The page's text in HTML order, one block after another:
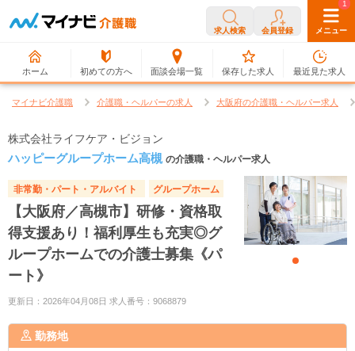
求人検索 会員登録 メニュー
ホーム 初めての方へ 面談会場一覧
0
保存した求人
1
最近見た求人
マイナビ介護職 介護職・ヘルパーの求人 大阪府の介護職・ヘルパー求人
株式会社ライフケア・ビジョン
ハッピーグループホーム高槻 の介護職・ヘルパー求人
非常勤・パート・アルバイト グループホーム
【大阪府／高槻市】研修・資格取
得支援あり！福利厚生も充実◎グ
ループホームでの介護士募集《パ
ート》
更新日：2026年04月08日 求人番号：9068879
勤務地